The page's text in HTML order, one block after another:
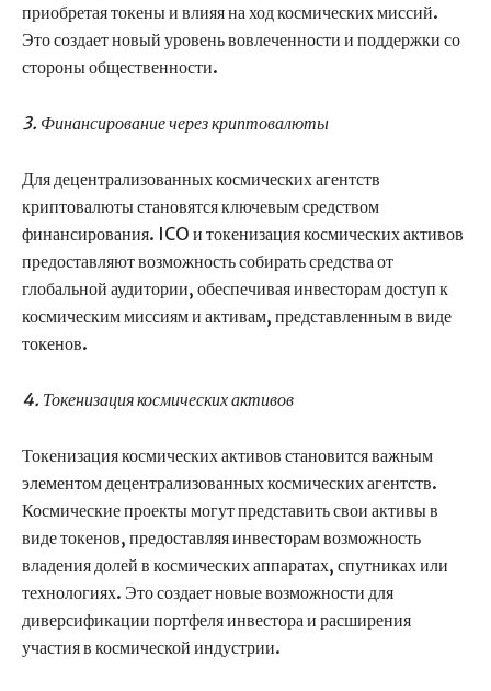
приобретая токены и влияя на ход космических миссий.
Это создает новый уровень вовлеченности и поддержки со
стороны общественности.
3. Финансирование через криптовалюты
Для децентрализованных космических агентств
криптовалюты становятся ключевым средством
финансирования. ICO и токенизация космических активов
предоставляют возможность собирать средства от
глобальной аудитории, обеспечивая инвесторам доступ к
космическим миссиям и активам, представленным в виде
токенов.
4. Токенизация космических активов
Токенизация космических активов становится важным
элементом децентрализованных космических агентств.
Космические проекты могут представить свои активы в
виде токенов, предоставляя инвесторам возможность
владения долей в космических аппаратах, спутниках или
технологиях. Это создает новые возможности для
диверсификации портфеля инвестора и расширения
участия в космической индустрии.